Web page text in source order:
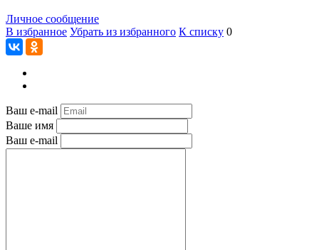
Личное сообщение
В избранное Убрать из избранного К списку 0
Ваш e-mail
Ваше имя
Ваш e-mail